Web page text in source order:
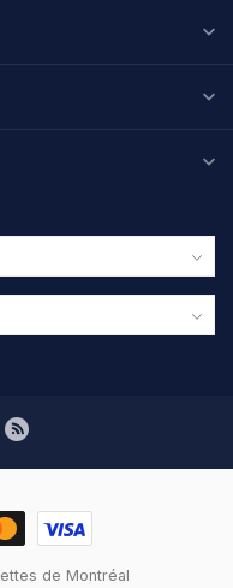
de Montréal